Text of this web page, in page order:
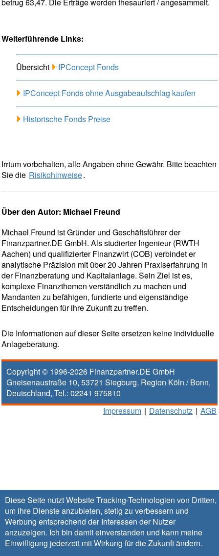
Diese Seite nutzt Website Tracking-Technologien von Dritten,
um ihre Dienste anzubieten, stetig zu verbessern und
Werbung entsprechend der Interessen der Nutzer
anzuzeigen. Ich bin damit einverstanden und kann meine
Einwilligung jederzeit mit Wirkung für die Zukunftändern.
betrug 63,47. Die Erträge werden thesauriert / angesammelt.
Weiterführende Links:
Übersicht IPConcept Fonds
IPConcept Fonds ohne Ausgabeaufschlag kaufen
Historische Fonds Preise
Irrtum vorbehalten, alle Angaben ohne Gewähr. Bitte beachten
Sie die Risikohinweise.
Über den Autor: Michael Freund
Michael Freund ist Gründer und Geschäftsführer der
Finanzpartner.DE GmbH. Als studierter Ingenieur (RWTH
Aachen) und qualifizierter Finanzwirt (COB) verbindet er
analytische Präzision mit über 20 Jahren Praxiserfahrung in
der Finanzberatung und Kapitalanlage. Sein Ziel ist es,
komplexe Finanzthemen verständlich zu machen und
Mandanten zu befähigen, fundierte und eigenständige
Entscheidungen für ihre Zukunft zu treffen.
Die Informationen auf dieser Seite ersetzen keine individuelle
Anlageberatung.
Copyright © 1996-2026 Finanzpartner.DE GmbH
Gneisenaustraße 10, 53721 Siegburg, Region Köln / Bonn,
Deutschland, Tel.: 02241 975810
Impressum | Datenschutz | AGB